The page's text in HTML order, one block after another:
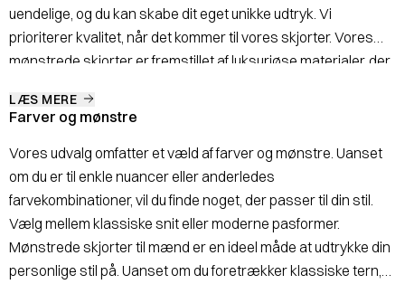
uendelige, og du kan skabe dit eget unikke udtryk. Vi
prioriterer kvalitet, når det kommer til vores skjorter. Vores
mønstrede skjorter er fremstillet af luksuriøse materialer, der
Det er den perfekte kombination af stil og komfort.
LÆS MERE
Farver og mønstre
Vores udvalg omfatter et væld af farver og mønstre. Uanset
om du er til enkle nuancer eller anderledes
farvekombinationer, vil du finde noget, der passer til din stil.
Vælg mellem klassiske snit eller moderne pasformer.
Mønstrede skjorter til mænd er en ideel måde at udtrykke din
personlige stil på. Uanset om du foretrækker klassiske tern,